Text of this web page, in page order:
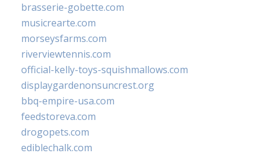
brasserie-gobette.com
musicrearte.com
morseysfarms.com
riverviewtennis.com
official-kelly-toys-squishmallows.com
displaygardenonsuncrest.org
bbq-empire-usa.com
feedstoreva.com
drogopets.com
ediblechalk.com